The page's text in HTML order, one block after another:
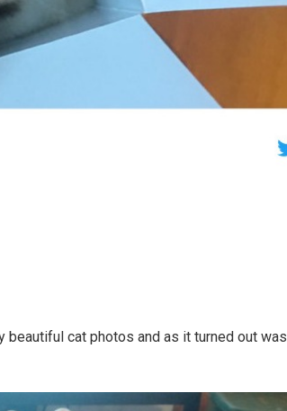
cat photos and as it turned out was